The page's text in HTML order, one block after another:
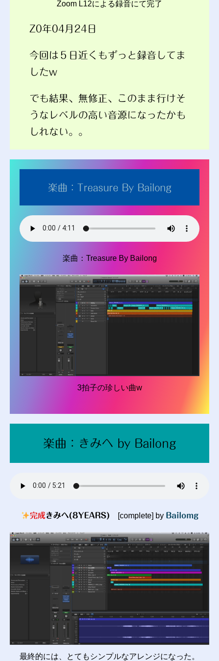
Zoom L12による録音にて完了
Z0年04月24日
今回は５日近くもずっと録音してま
したw
でも結果、無修正、このまま行けそ
うなレベルの高い音源になったかも
しれない。。
楽曲：Treasure By Bailong
楽曲：Treasure By Bailong
3拍子の珍しい曲w
楽曲：きみへ by Bailong
完成きみへ(8YEARS) [complete] by Bailomg
最終的には、とてもシンプルなアレンジになった。